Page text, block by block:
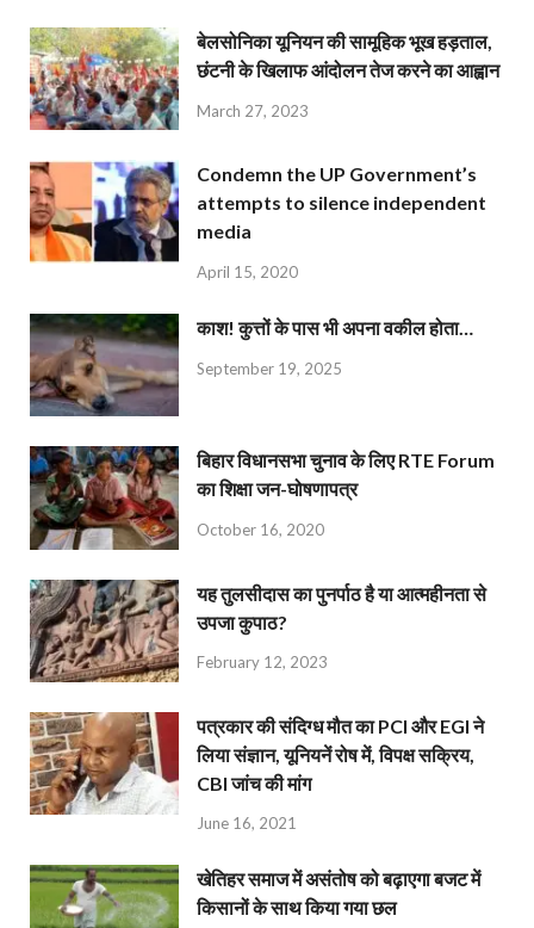
बेलसोनिका यूनियन की सामूहिक भूख हड़ताल,
छंटनी के खिलाफ आंदोलन तेज करने का आह्वान
March 27, 2023
Condemn the UP Government’s
attempts to silence independent
media
April 15, 2020
काश! कुत्तों के पास भी अपना वकील होता…
September 19, 2025
बिहार विधानसभा चुनाव के लिए RTE Forum
का शिक्षा जन-घोषणापत्र
October 16, 2020
यह तुलसीदास का पुनर्पाठ है या आत्महीनता से
उपजा कुपाठ?
February 12, 2023
पत्रकार की संदिग्ध मौत का PCI और EGI ने
लिया संज्ञान, यूनियनें रोष में, विपक्ष सक्रिय,
CBI जांच की मांग
June 16, 2021
खेतिहर समाज में असंतोष को बढ़ाएगा बजट में
किसानों के साथ किया गया छल